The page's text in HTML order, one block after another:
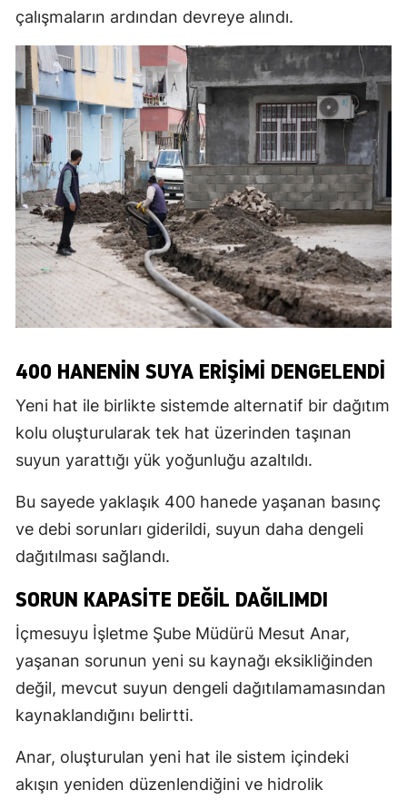
çalışmaların ardından devreye alındı.
400 HANENIN SUYA ERIŞIMI DENGELENDI
Yeni hat ile birlikte sistemde alternatif bir dağıtım
kolu oluşturularak tek hat üzerinden taşınan
suyun yarattığı yük yoğunluğu azaltıldı.
Bu sayede yaklaşık 400 hanede yaşanan basınç
ve debi sorunları giderildi, suyun daha dengeli
dağıtılması sağlandı.
SORUN KAPASITE DEĞIL DAĞILIMDI
İçmesuyu İşletme Şube Müdürü Mesut Anar,
yaşanan sorunun yeni su kaynağı eksikliğinden
değil, mevcut suyun dengeli dağıtılamamasından
kaynaklandığını belirtti.
Anar, oluşturulan yeni hat ile sistem içindeki
akışın yeniden düzenlendiğini ve hidrolik